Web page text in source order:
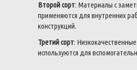
Второй сорт: Материалы с
применяются для внутренних
конструкций.
Третий сорт:
используются для